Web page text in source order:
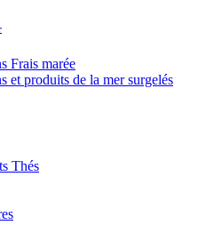
Frais marée
et produits de la mer surgelés
Thés